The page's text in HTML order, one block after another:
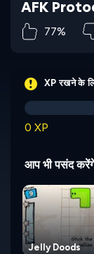
AFK
77%
XP रखने के
0 XP
आप भी पसंद
Jelly Doods